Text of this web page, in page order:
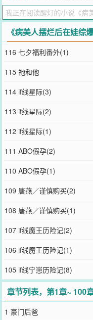
时雪穿过来时，恰好原主的
在地上撒泼打滚，哇哇大哭
时雪：“……”累了，毁灭吧
了，只想当个病弱花瓶。
赖哭着让宁时雪替他做，眼
口，抢先缓缓倒地。崽：？
饭，宁时雪在旁边穿着厚厚
柔又无耻地抢走并喝光了他
弹幕：【好家伙，未曾设想
没有演技的？！明明这么会
作精老婆赢了(bushi)】*所
个节目组的崽都开始围着宁
到宁时雪手里。小反派脸色
盆奶！”这些人怎么回事？
一夜爆红#3.谢照洲以为自
理的花瓶。直到小反派被绑
的老婆正苍白冰冷着一张脸
嫌弃地擦了下手上的血。谢
谢照洲性情暴戾，偏偏宁时
活几天。都幸灾乐祸等着这
等来的却是综艺上宁时雪累
明，被大佬小心翼翼地抱到
宝。只想摆烂咸鱼病美人受
攻哥哥的崽，攻受双初恋。
门假少爷》庄黎意外穿进了
灰假少爷。炮灰明知道自己
产，差点害死豪门父母，阻
个豪门报复，又被男主折断
时，恰好男主在被他羞辱，
尖挑起男主的下巴说：“裴
给我提鞋。”少年跪在地上
冷，格外阴戾。庄黎：“……”
《病美人摆烂后在娃综
116 七夕福利番外(1)
115 祂和他
114 if线星际(3)
113 if线星际(2)
112 if线星际(1)
111 ABO假孕(2)
110 ABO假孕(1)
109 唐燕／谨慎购买(2)
108 唐燕／谨慎购买(1)
107 if线魔王历险记(2)
106 if线魔王历险记(1)
105 if线宁崽历险记(8)
章节列表，第1章~ 100
1 豪门后爸